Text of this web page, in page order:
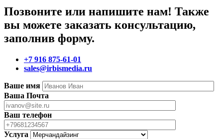
Позвоните или напишите нам! Также
вы можете заказать консультацию,
заполнив форму.
+7 916 875-61-01
sales@irbismedia.ru
Ваше имя
Ваша Почта
Ваш телефон
Услуга